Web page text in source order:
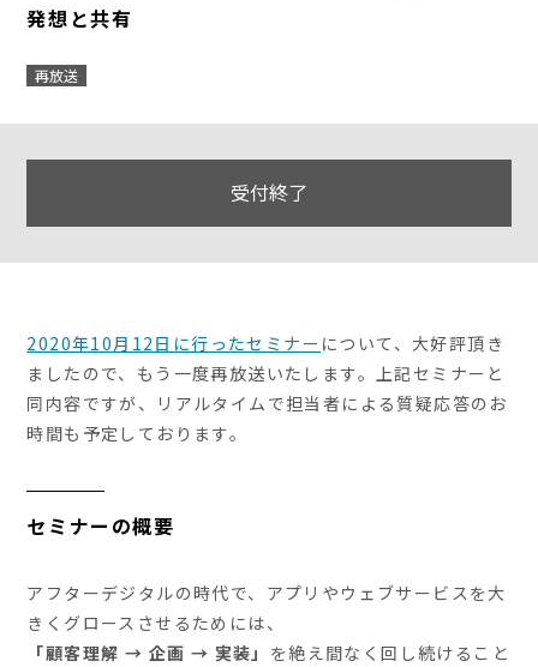
発想と共有
再放送
受付終了
2020年10月12日に行ったセミナー について、大好評頂き
ましたので、もう一度再放送いたします。上記セミナーと
同内容ですが、リアルタイムで担当者による質疑応答のお
時間も予定しております。
セミナーの概要
アフターデジタルの時代で、アプリやウェブサービスを大
きくグロースさせるためには、
「顧客理解 → 企画 → 実装」 を絶え間なく回し続けること